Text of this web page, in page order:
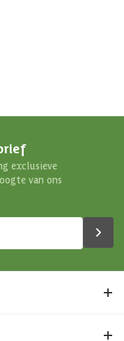
exclusieve
van ons